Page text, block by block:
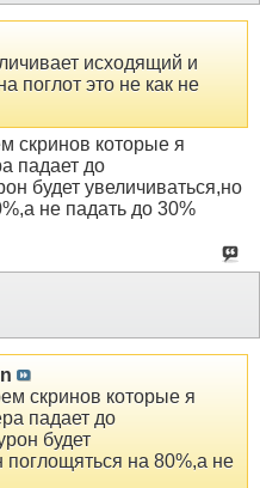
исходящий и
поглот это не как не
скринов которые я
падает до
будет увеличиваться,но
не падать до 30%
скринов которые я
падает до
будет
поглощяться на 80%,а не